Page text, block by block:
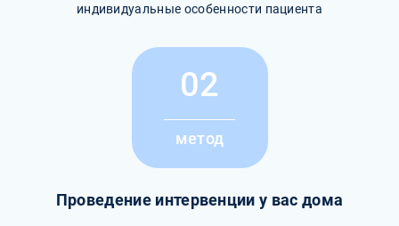
индивидуальные особенности пациента
02
метод
Проведение интервенции у вас дома